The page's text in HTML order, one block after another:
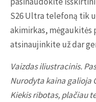
S26 Ultra telefoną tik
akimirkas, mėgaukitės
atsinaujinkite už dar
Vaizdas iliustracinis.
Nurodyta kaina galioja
Kiekis ribotas, plačiau